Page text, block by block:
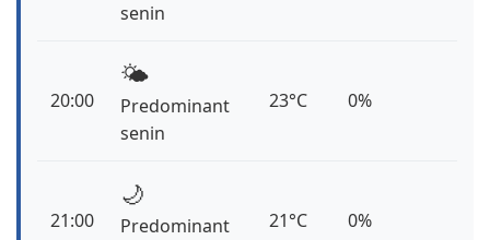
senin
20:00
🌤️
Predominant
senin
23°C 0%
21:00
🌙
Predominant
21°C 0%